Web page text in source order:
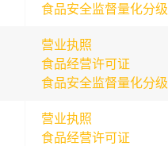
食品安全监督量化分级
营业执照
食品经营许可证
食品安全监督量化分级
营业执照
食品经营许可证